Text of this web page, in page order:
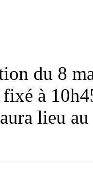
du 8
à
lieu